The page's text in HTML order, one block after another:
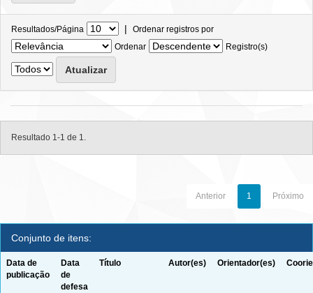
Resultados/Página | Ordenar registros por
Ordenar
Registro(s)
Resultado 1-1 de 1.
Anterior 1 Próximo
Conjunto de itens:
Data de
publicação
Data
de
defesa
Título Autor(es) Orientador(es)